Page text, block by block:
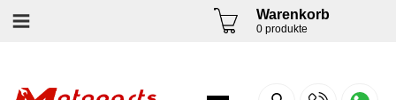
Warenkorb
0 produkte